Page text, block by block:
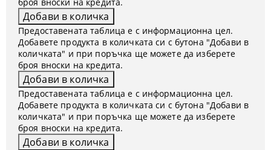
Предоставената таблица е с информационна цел.
Добавете продукта в количката си с бутона "Добави в
количката" и при поръчка ще можете да изберете
броя вноски на кредита.
Предоставената таблица е с информационна цел.
Добавете продукта в количката си с бутона "Добави в
количката" и при поръчка ще можете да изберете
броя вноски на кредита.